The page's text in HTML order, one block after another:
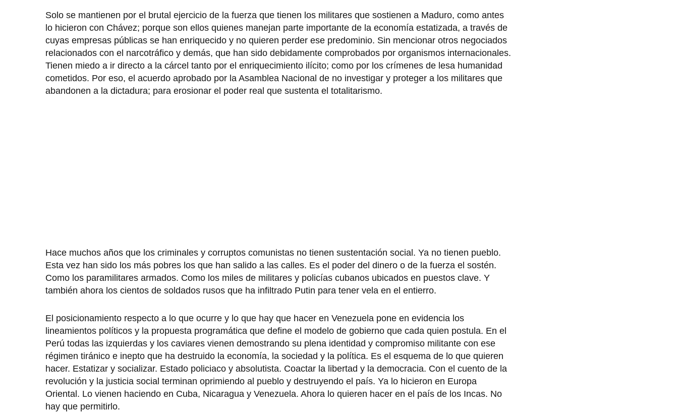
Solo se mantienen por el brutal ejercicio de la fuerza que tienen los militares que sostienen a Maduro, como antes
lo hicieron con Chávez; porque son ellos quienes manejan parte importante de la economía estatizada, a través de
cuyas empresas públicas se han enriquecido y no quieren perder ese predominio. Sin mencionar otros negociados
relacionados con el narcotráfico y demás, que han sido debidamente comprobados por organismos internacionales.
Tienen miedo a ir directo a la cárcel tanto por el enriquecimiento ilícito; como por los crímenes de lesa humanidad
cometidos. Por eso, el acuerdo aprobado por la Asamblea Nacional de no investigar y proteger a los militares que
abandonen a la dictadura; para erosionar el poder real que sustenta el totalitarismo.
Hace muchos años que los criminales y corruptos comunistas no tienen sustentación social. Ya no tienen pueblo.
Esta vez han sido los más pobres los que han salido a las calles. Es el poder del dinero o de la fuerza el sostén.
Como los paramilitares armados. Como los miles de militares y policías cubanos ubicados en puestos clave. Y
también ahora los cientos de soldados rusos que ha infiltrado Putin para tener vela en el entierro.
El posicionamiento respecto a lo que ocurre y lo que hay que hacer en Venezuela pone en evidencia los
lineamientos políticos y la propuesta programática que define el modelo de gobierno que cada quien postula. En el
Perú todas las izquierdas y los caviares vienen demostrando su plena identidad y compromiso militante con ese
régimen tiránico e inepto que ha destruido la economía, la sociedad y la política. Es el esquema de lo que quieren
hacer. Estatizar y socializar. Estado policiaco y absolutista. Coactar la libertad y la democracia. Con el cuento de la
revolución y la justicia social terminan oprimiendo al pueblo y destruyendo el país. Ya lo hicieron en Europa
Oriental. Lo vienen haciendo en Cuba, Nicaragua y Venezuela. Ahora lo quieren hacer en el país de los Incas. No
hay que permitirlo.